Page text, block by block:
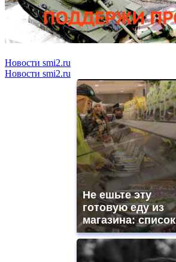
Новости smi2.ru
Новости smi2.ru
Не ешьте эту
готовую еду из
магазина: список